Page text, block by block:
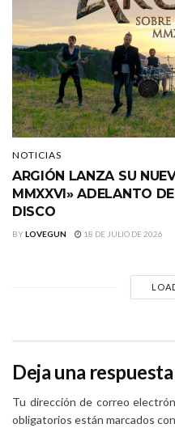
NOTICIAS
ARGIÓN LANZA SU
MMXXVI» ADELANTO
DISCO
BYLOVEGUN 18 DE JULIO DE 2026
Deja una respuesta
Tu dirección de correo
obligatorios están marcados con